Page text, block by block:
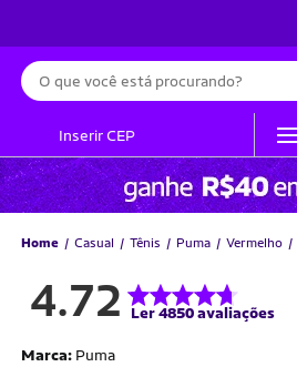
Busca
Inserir CEP
Home Casual Tênis Puma Vermelho
4.72 Ler 4850 avaliações
Marca: Puma